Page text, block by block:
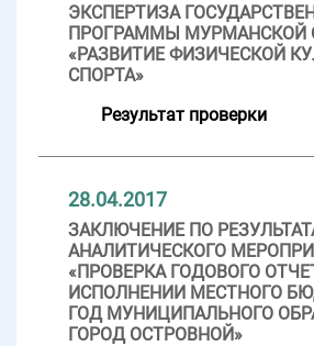
ЭКСПЕРТИЗА
ПРОГРАММЫ МУРМАНСКОЙ
«РАЗВИТИЕ ФИЗИЧЕСКОЙ
СПОРТА»
Результат проверки
28.04.2017
ЗАКЛЮЧЕНИЕ ПО
АНАЛИТИЧЕСКОГО
«ПРОВЕРКА ГОДОВОГО
ИСПОЛНЕНИИ МЕСТНОГО
ГОД МУНИЦИПАЛЬНОГО
ГОРОД ОСТРОВНОЙ»